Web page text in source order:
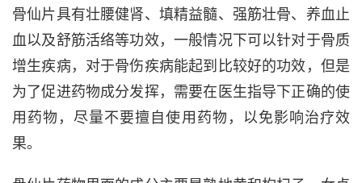
骨仙片具有壮腰健肾、填精益髓、强筋壮骨、养血止
血以及舒筋活络等功效，一般情况下可以针对于骨质
增生疾病，对于骨伤疾病能起到比较好的功效，但是
为了促进药物成分发挥，需要在医生指导下正确的使
用药物，尽量不要擅自使用药物，以免影响治疗效
果。